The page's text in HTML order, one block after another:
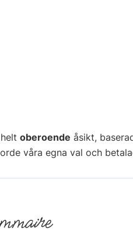
oberoende åsikt,
våra egna val och